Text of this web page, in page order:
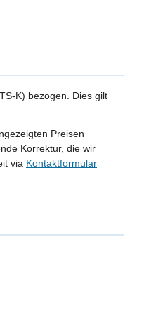
K) bezogen. Dies gilt
Preisen
Korrektur, die wir
via Kontaktformular